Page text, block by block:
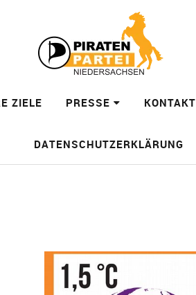
ZIELE PRESSE KONTAKT
DATENSCHUTZERKLÄRUNG